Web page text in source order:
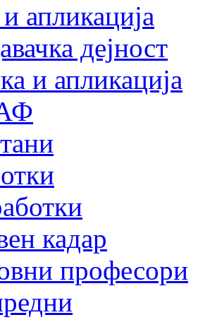
апликација
дејност
и апликација
кадар
професори